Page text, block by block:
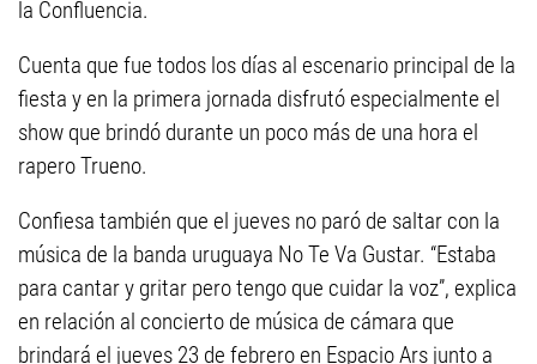
la Confluencia.
Cuenta que fue todos los días al escenario principal de la
fiesta y en la primera jornada disfrutó especialmente el
show que brindó durante un poco más de una hora el
rapero Trueno.
Confiesa también que el jueves no paró de saltar con la
música de la banda uruguaya No Te Va Gustar. “Estaba
para cantar y gritar pero tengo que cuidar la voz”, explica
en relación al concierto de música de cámara que
brindará el jueves 23 de febrero en Espacio Ars junto a